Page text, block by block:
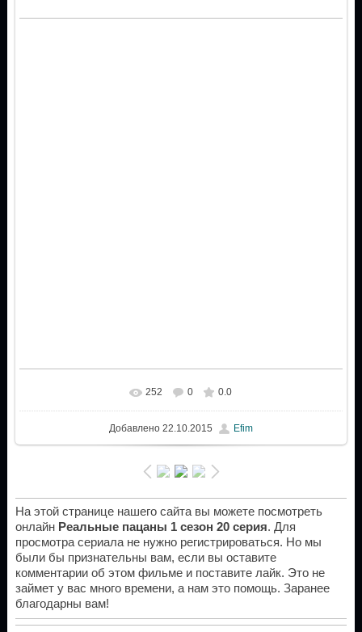
252 0 0.0
Добавлено22.10.2015 Efim
На этой странице нашего сайта вы можете посмотреть
онлайн Реальные пацаны 1 сезон 20 серия. Для
просмотра сериала не нужно регистрироваться. Но мы
были бы признательны вам, если вы оставите
комментарии об этом фильме и поставите лайк. Это не
займет у вас много времени, а нам это помощь. Заранее
благодарны вам!